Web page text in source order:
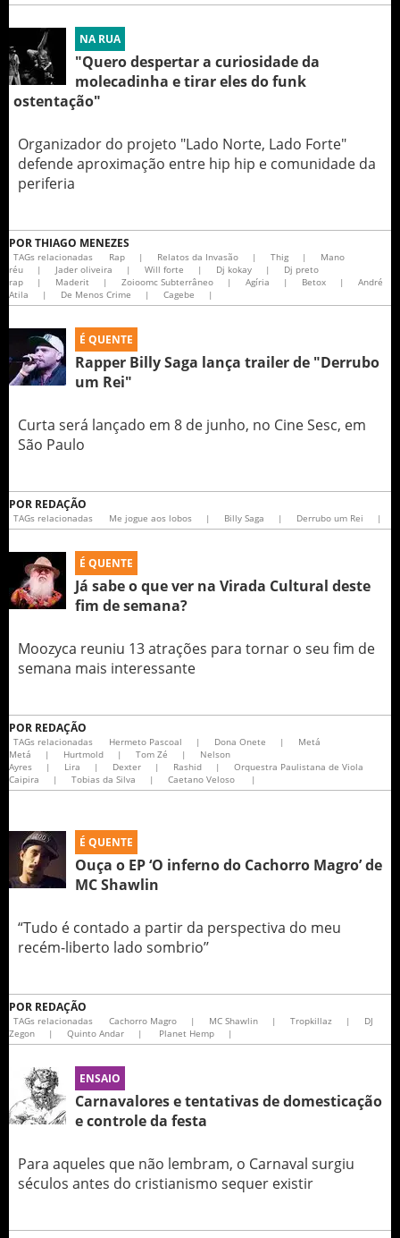
NA RUA
"Quero despertar a curiosidade da
molecadinha e tirar eles do funk
ostentação"
Organizador do projeto "Lado Norte, Lado Forte"
defende aproximação entre hip hip e comunidade da
periferia
PORTHIAGO MENEZES
TAGs relacionadas Rap | Relatos da Invasão | Thig |
Mano
réu
| Jader oliveira | Will forte | Dj kokay |
Dj preto
rap
| Maderit | Zoioomc Subterrâneo | Agíria | Betox |
André
Atila
| De Menos Crime | Cagebe |
É QUENTE
Rapper Billy Saga lança trailer de "Derrubo
um Rei"
Curta será lançado em 8 de junho, no Cine Sesc, em
São Paulo
POR REDAÇÃO
TAGs relacionadas Me jogue aos lobos | Billy Saga | Derrubo um Rei |
É QUENTE
Já sabe o que ver na Virada Cultural deste
fim de semana?
Moozyca reuniu 13 atrações para tornar o seu fim de
semana mais interessante
POR REDAÇÃO
TAGs relacionadas Hermeto Pascoal | Dona Onete |
Metá
Metá
| Hurtmold | Tom Zé |
Nelson
Ayres
| Lira | Dexter | Rashid |
Orquestra Paulistana de Viola
Caipira
| Tobias da Silva | Caetano Veloso |
É QUENTE
Ouça o EP ‘O inferno do Cachorro Magro’ de
MC Shawlin
“Tudo é contado a partir da perspectiva do meu
recém-liberto lado sombrio’’
POR REDAÇÃO
TAGs relacionadas Cachorro Magro | MC Shawlin | Tropkillaz |
DJ
Zegon
| Quinto Andar | Planet Hemp |
ENSAIO
Carnavalores e tentativas de domesticação
e controle da festa
Para aqueles que não lembram, o Carnaval surgiu
séculos antes do cristianismo sequer existir